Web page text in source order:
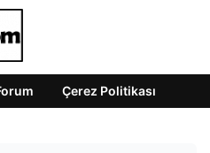
Çerez Politikası